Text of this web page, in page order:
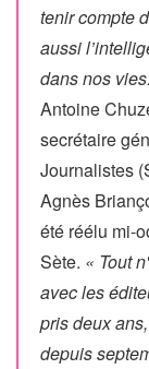
tenir compte
aussi
dans nos
Antoine
secrétaire
Journalistes
Agnès
été réélu mi-
Sète. « Tout
avec les
pris deux
depuis